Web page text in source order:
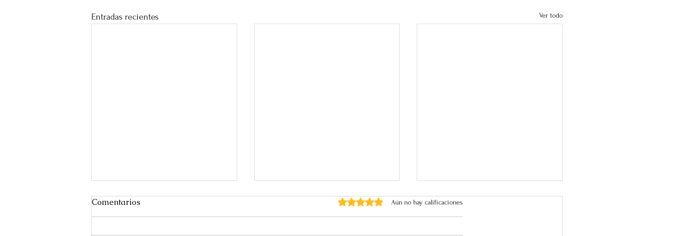
Entradas recientes Ver todo
Comentarios Obtuvo 0 de 5 estrellas.Aún no hay calificaciones